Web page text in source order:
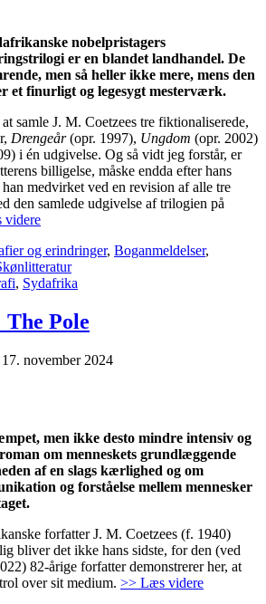
nobelpristagers
er en blandet landhandel. De
men så heller ikke mere, mens den
et finurligt og legesygt mesterværk.
samle J. M. Coetzees tre fiktionaliserede,
Drengeår(opr. 1997), Ungdom (opr. 2002)
i én udgivelse. Og så vidt jeg forstår, er
billigelse, måske endda efter hans
medvirket ved en revision af alle tre
den samlede udgivelse af trilogien på
videre
og erindringer, Boganmeldelser,
, Sydafrika
The Pole
17. november 2024
men ikke desto mindre intensiv og
om menneskets grundlæggende
af en slags kærlighed og om
og forståelse mellem mennesker
forfatter J. M. Coetzees (f. 1940)
bliver det ikke hans sidste, for den (ved
82-årige forfatter demonstrerer her, at
over sit medium. >> Læs videre